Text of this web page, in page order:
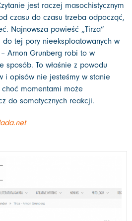
jest raczej masochistycznym
czasu do czasu trzeba odpocząć,
Najnowsza powieść „Tirza”
tej pory nieeksploatowanych w
Arnon Grunberg robi to w
sposób. To właśnie z powodu
i opisów nie jesteśmy w stanie
momentami może
do somatycznych reakcji.